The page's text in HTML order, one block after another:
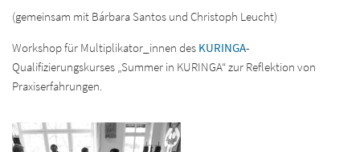
(gemeinsam mit Bárbara Santos und Christoph Leucht)
Workshop für Multiplikator_innen des KURINGA-
Qualifizierungskurses „Summer in KURINGA“ zur Reflektion von
Praxiserfahrungen.